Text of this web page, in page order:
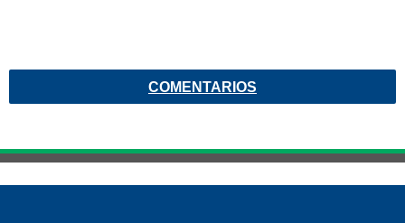
COMENTARIOS